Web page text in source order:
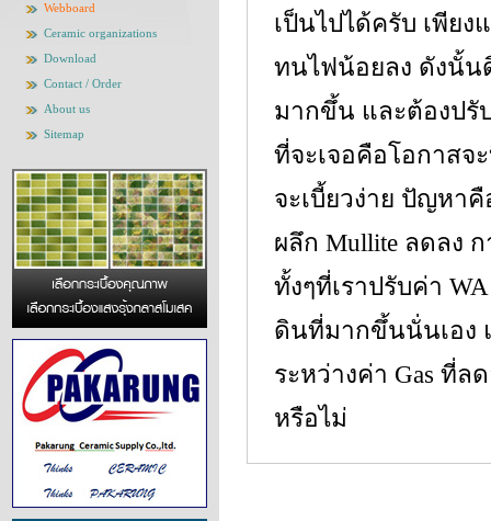
Webboard
Ceramic organizations
Download
Contact / Order
About us
Sitemap
เป็นไปได้ครับ เพีย
ทนไฟน้อยลง ดังนั้น
มากขึ้น และต้องป
ที่จะเจอคือโอกาสจ
จะเบี้ยวง่าย ปัญหาคื
ผลึก Mullite ลดลง
ทั้งๆที่เราปรับค่า
ดินที่มากขึ้นนั่นเอง
ระหว่างค่า Gas ที่
หรือไม่